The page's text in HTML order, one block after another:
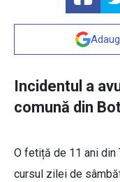
Incidentul a
comună din
O fetiță de 11 ani din
cursul zilei de